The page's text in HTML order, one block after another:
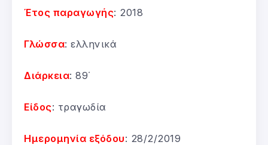
Έτος παραγωγής: 2018
Γλώσσα: ελληνικά
Διάρκεια: 89΄
Είδος: τραγωδία
Ημερομηνία εξόδου: 28/2/2019